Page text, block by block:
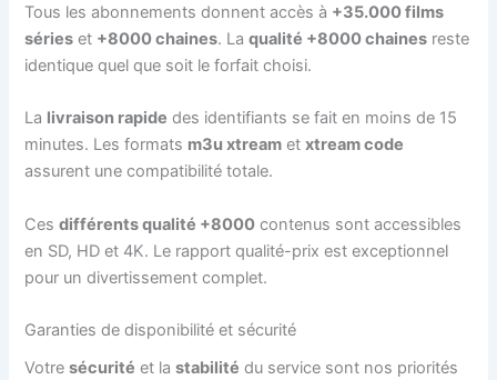
Tous les abonnements donnent accès à +35.000 films
séries et +8000 chaines. Laqualité +8000 chaines reste
identique quel que soit le forfait choisi.
La livraison rapide des identifiants se fait en moins de 15
minutes. Les formats m3u xtream etxtream code
assurent une compatibilité totale.
Cesdifférents qualité +8000 contenus sont accessibles
en SD, HD et 4K. Le rapport qualité-prix est exceptionnel
pour un divertissement complet.
Garanties de disponibilité et sécurité
Votresécurité et lastabilité du service sont nos priorités